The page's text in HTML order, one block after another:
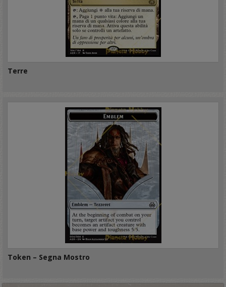
Terre
Token – Segna Mostro